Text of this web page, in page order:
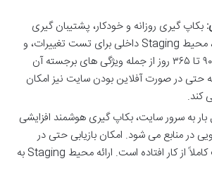
بکاپ گیری روزانه و خودکار، پشتیبان گیری
افزایشی هوشمند، محیط Staging داخلی برای تست تغییرات، و
آرشیو بکاپ برای ۹۰ تا ۳۶۵ روز از جمله ویژگی های برجسته آن
حتی در صورت آفلاین بودن سایت نیز امکان
کند.
به سرور سایت، بکاپ گیری هوشمند افزایشی
در منابع می شود. امکان بازیابی حتی در
شرایطی که سایت کاملاً از کار افتاده است. ارائه محیط Staging به